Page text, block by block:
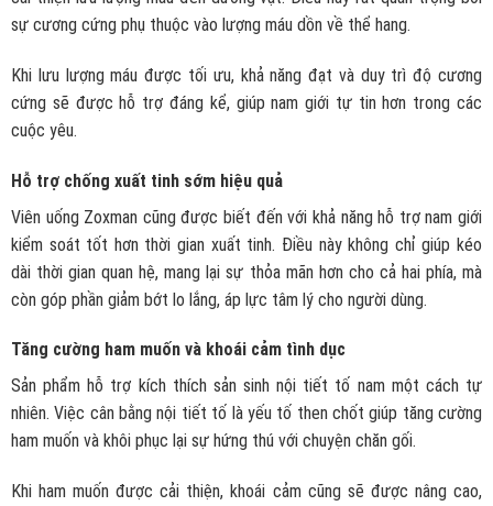
sự cương cứng phụ thuộc vào lượng máu dồn về thể hang.
Khi lưu lượng máu được tối ưu, khả năng đạt và duy trì độ cương
cứng sẽ được hỗ trợ đáng kể, giúp nam giới tự tin hơn trong các
cuộc yêu.
Hỗ trợ chống xuất tinh sớm hiệu quả
Viên uống Zoxman cũng được biết đến với khả năng hỗ trợ nam giới
kiểm soát tốt hơn thời gian xuất tinh. Điều này không chỉ giúp kéo
dài thời gian quan hệ, mang lại sự thỏa mãn hơn cho cả hai phía, mà
còn góp phần giảm bớt lo lắng, áp lực tâm lý cho người dùng.
Tăng cường ham muốn và khoái cảm tình dục
Sản phẩm hỗ trợ kích thích sản sinh nội tiết tố nam một cách tự
nhiên. Việc cân bằng nội tiết tố là yếu tố then chốt giúp tăng cường
ham muốn và khôi phục lại sự hứng thú với chuyện chăn gối.
Khi ham muốn được cải thiện, khoái cảm cũng sẽ được nâng cao,